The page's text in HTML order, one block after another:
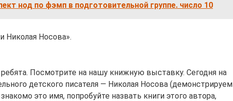
нод по фэмп в подготовительной группе. число 10
Николая Носова».
Посмотрите на нашу книжную выставку. Сегодня на
детского писателя — Николая Носова (демонстрируем
это имя, попробуйте назвать книги этого автора,